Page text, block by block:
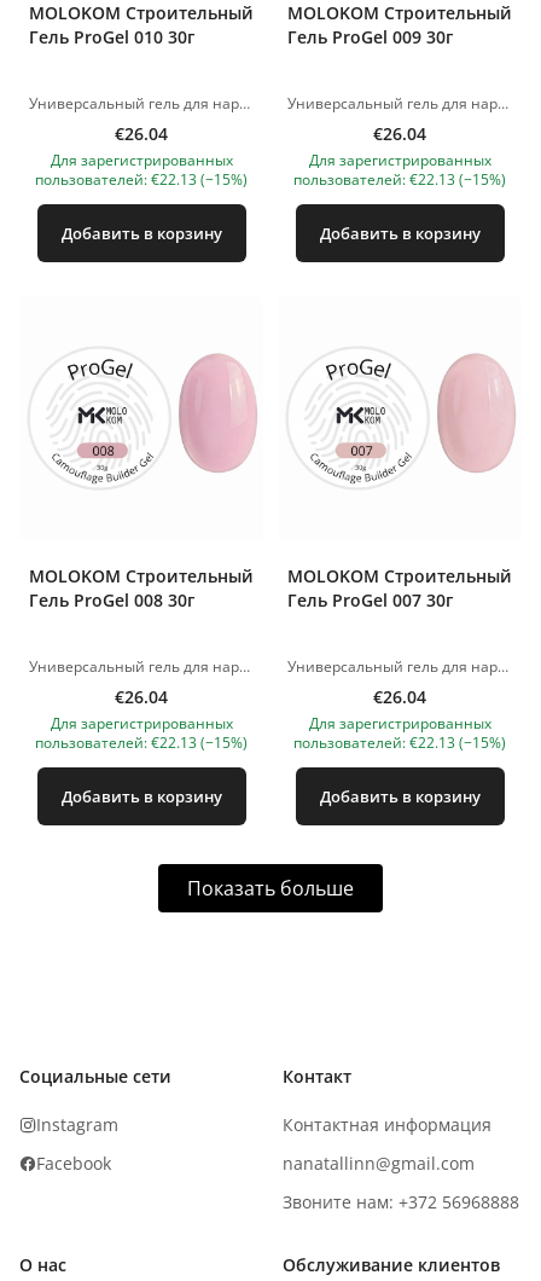
MOLOKOM Строительный
Гель ProGel 010 30г
Универсальный гель для наращивания и моделирования ногтей. Отлично подходит как для работы с длинными ногтями, так и для укрепления натуральной пластины. Можно использовать при наращивании как на нижние, так и на верхние формы. Поджимается примерно на 15-й секунде, в зависимости от лампы Очень жёсткий и прочный гель, при этом пластичный – идеально для моделирования арок. Обеспечивает тонкое, но прочное покрытие, не хрупкий даже в тонком слое. Удобный в выкладке и лёгкий в опиле. Консистенция и свойства Средняя вязкость, самовыравнивающаяся текстура. Экономичный расход материала. Консистенция удобна как для новичков, так и для опытных мастеров – сокращает время работы. Полимеризация LED-лампа – 60 секунд. UV 48 W – 2 минуты. Изображения продуктов носят иллюстративный характер. Если у вас есть какие-либо вопросы, мы всегда ждем вашего письма nanatallinn@gmail.com
€26.04
Для зарегистрированных
пользователей: €22.13 (−15%)
Добавить в корзину
MOLOKOM Строительный
Гель ProGel 009 30г
Универсальный гель для наращивания и моделирования ногтей. Отлично подходит как для работы с длинными ногтями, так и для укрепления натуральной пластины. Можно использовать при наращивании как на нижние, так и на верхние формы. Поджимается примерно на 15-й секунде, в зависимости от лампы Очень жёсткий и прочный гель, при этом пластичный – идеально для моделирования арок. Обеспечивает тонкое, но прочное покрытие, не хрупкий даже в тонком слое. Удобный в выкладке и лёгкий в опиле. Консистенция и свойства Средняя вязкость, самовыравнивающаяся текстура. Экономичный расход материала. Консистенция удобна как для новичков, так и для опытных мастеров – сокращает время работы. Полимеризация LED-лампа – 60 секунд. UV 48 W – 2 минуты. Изображения продуктов носят иллюстративный характер. Если у вас есть какие-либо вопросы, мы всегда ждем вашего письма nanatallinn@gmail.com
€26.04
Для зарегистрированных
пользователей: €22.13 (−15%)
Добавить в корзину
MOLOKOM Строительный
Гель ProGel 008 30г
Универсальный гель для наращивания и моделирования ногтей. Отлично подходит как для работы с длинными ногтями, так и для укрепления натуральной пластины. Можно использовать при наращивании как на нижние, так и на верхние формы. Поджимается примерно на 15-й секунде, в зависимости от лампы Очень жёсткий и прочный гель, при этом пластичный – идеально для моделирования арок. Обеспечивает тонкое, но прочное покрытие, не хрупкий даже в тонком слое. Удобный в выкладке и лёгкий в опиле. Консистенция и свойства Средняя вязкость, самовыравнивающаяся текстура. Экономичный расход материала. Консистенция удобна как для новичков, так и для опытных мастеров – сокращает время работы. Полимеризация LED-лампа – 60 секунд. UV 48 W – 2 минуты. Изображения продуктов носят иллюстративный характер. Если у вас есть какие-либо вопросы, мы всегда ждем вашего письма nanatallinn@gmail.com
€26.04
Для зарегистрированных
пользователей: €22.13 (−15%)
Добавить в корзину
MOLOKOM Строительный
Гель ProGel 007 30г
Универсальный гель для наращивания и моделирования ногтей. Отлично подходит как для работы с длинными ногтями, так и для укрепления натуральной пластины. Можно использовать при наращивании как на нижние, так и на верхние формы. Поджимается примерно на 15-й секунде, в зависимости от лампы Очень жёсткий и прочный гель, при этом пластичный – идеально для моделирования арок. Обеспечивает тонкое, но прочное покрытие, не хрупкий даже в тонком слое. Удобный в выкладке и лёгкий в опиле. Консистенция и свойства Средняя вязкость, самовыравнивающаяся текстура. Экономичный расход материала. Консистенция удобна как для новичков, так и для опытных мастеров – сокращает время работы. Полимеризация LED-лампа – 60 секунд. UV 48 W – 2 минуты. Изображения продуктов носят иллюстративный характер. Если у вас есть какие-либо вопросы, мы всегда ждем вашего письма nanatallinn@gmail.com
€26.04
Для зарегистрированных
пользователей: €22.13 (−15%)
Добавить в корзину
Показать больше
Социальные сети
Instagram
Facebook
Контакт
Контактная информация
nanatallinn@gmail.com
Звоните нам: +372 56968888
О нас Обслуживание клиентов